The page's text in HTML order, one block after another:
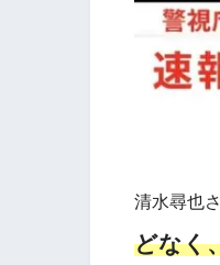
清水尋也
どなく